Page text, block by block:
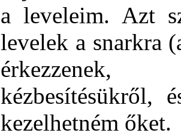
a leveleim. Azt
levelek a snarkra
érkezzenek,
kézbesítésükről,
kezelhetném őket.